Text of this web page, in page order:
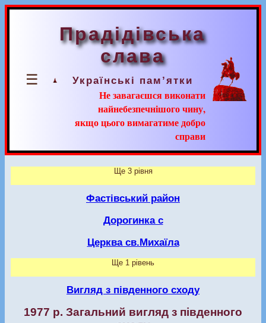
☰
Прадідівська
слава
Українські пам’ятки
Не завагаєшся виконати
найнебезпечнішого чину,
якщо цього вимагатиме добро
справи
Ще 3 рівня
Фастівський район
Дорогинка с
Церква св.Михаїла
Ще 1 рівень
Вигляд з південного сходу
1977 р. Загальний вигляд з південного